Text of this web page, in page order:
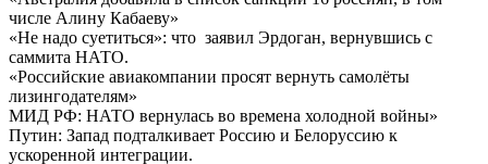
числе Алину Кабаеву»
«Не надо суетиться»: что заявил Эрдоган, вернувшись с
саммита НАТО.
«Российские авиакомпании просят вернуть самолёты
лизингодателям»
МИД РФ: НАТО вернулась во времена холодной войны»
Путин: Запад подталкивает Россию и Белоруссию к
ускоренной интеграции.